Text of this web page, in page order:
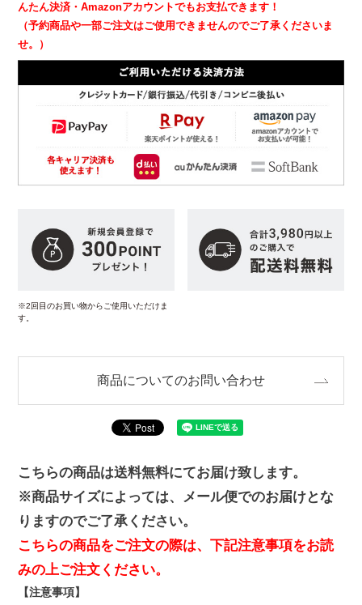
んたん決済・Amazonアカウントでもお支払できます！
（予約商品や一部ご注文はご使用できませんのでご了承くださいま
せ。）
※2回目のお買い物からご使用いただけま
す。
商品についてのお問い合わせ
こちらの商品は送料無料にてお届け致します。
※商品サイズによっては、メール便でのお届けとな
りますのでご了承ください。
こちらの商品をご注文の際は、下記注意事項をお読
みの上ご注文ください。
【注意事項】